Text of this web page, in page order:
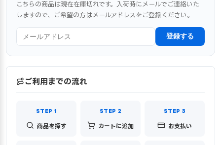
こちらの商品は現在在庫切れです。入荷時にメールでご連絡いた
しますので、ご希望の方はメールアドレスをご登録ください。
登録する
ご利用までの流れ
商品を探す カートに追加 お支払い